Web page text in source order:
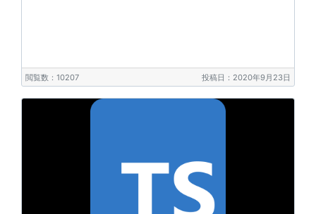
閲覧数：10207 投稿日：2020年9月23日